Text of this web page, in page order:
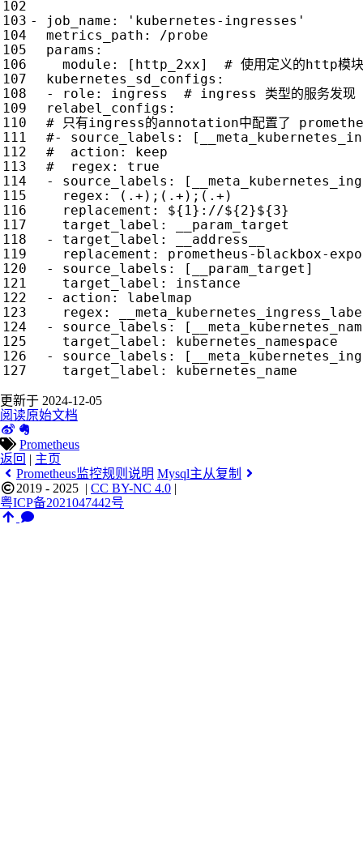
-
job_name :
'kubernetes-ingresses'
metrics_path :
/probe
params :
module : [ http_2xx]
# 使用定义的http模块
kubernetes_sd_configs :
-
role : ingress
# ingress 类型的服务发现
relabel_configs :
# 只有ingress的annotation中配置了
#- source_labels:
#  action: keep
#  regex: true
- source_labels : [
regex :
(.+);(.+);(.+)
replacement :
${1}://${2}${3}
target_label :
__param_target
- target_label :
__address__
replacement :
prometheus-blackbox-
- source_labels : [
__param_target]
target_label :
instance
- action :
labelmap
regex :
- source_labels : [
target_label :
kubernetes_namespace
- source_labels : [
target_label : kubernetes_name
更新于 2024-12-05
阅读原始文档
Prometheus
返回 | 主页
Prometheus监控规则说明 Mysql主从复制
2019 - 2025 | CC BY-NC 4.0 |
粤ICP备2021047442号